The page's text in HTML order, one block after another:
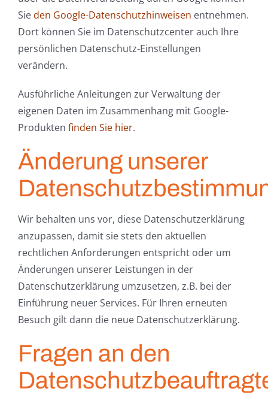
Sieden Google-Datenschutzhinweisen entnehmen.
Dort können Sie im Datenschutzcenter auch Ihre
persönlichen Datenschutz-Einstellungen
verändern.
Ausführliche Anleitungen zur Verwaltung der
eigenen Daten im Zusammenhang mit Google-
Produkten finden Sie hier.
Änderung unserer
Wir behalten uns vor, diese Datenschutzerklärung
anzupassen, damit sie stets den aktuellen
rechtlichen Anforderungen entspricht oder um
Änderungen unserer Leistungen in der
Datenschutzerklärung umzusetzen, z.B. bei der
Einführung neuer Services. Für Ihren erneuten
Besuch gilt dann die neue Datenschutzerklärung.
Fragen an den